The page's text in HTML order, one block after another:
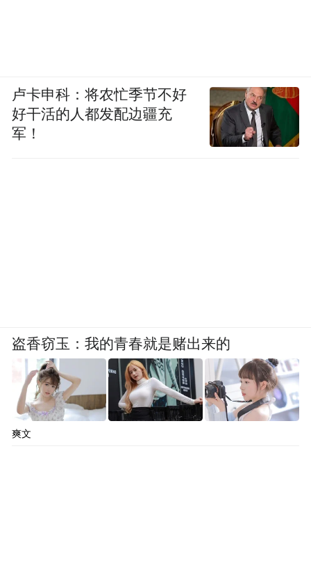
卢卡申科：将农忙季节不好
好干活的人都发配边疆充
军！
盗香窃玉：我的青春就是赌出来的
爽文